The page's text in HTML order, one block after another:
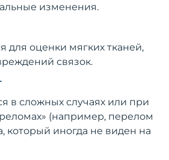
изменения.
для оценки мягких тканей,
связок.
в сложных случаях или при
(например, перелом
который иногда не виден на